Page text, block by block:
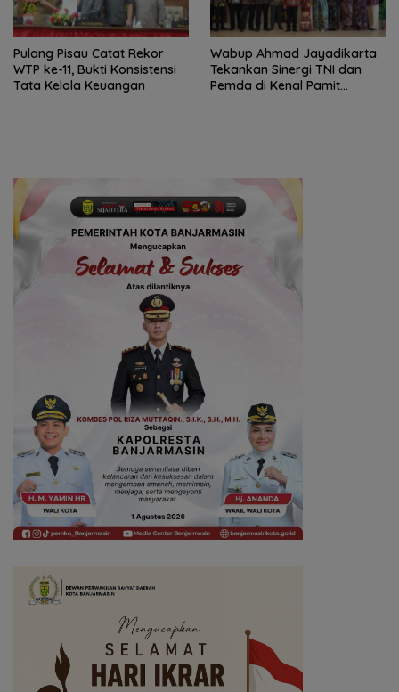
Pulang Pisau Catat Rekor
WTP ke-11, Bukti Konsistensi
Tata Kelola Keuangan
Wabup Ahmad Jayadikarta
Tekankan Sinergi TNI dan
Pemda di Kenal Pamit